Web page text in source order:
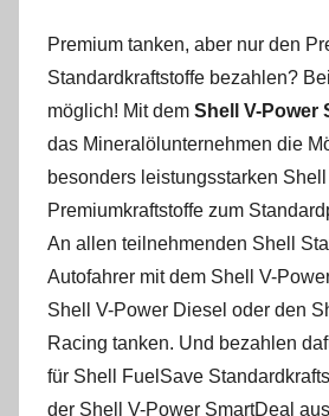
Premium tanken, aber nur den
Standardkraftstoffe bezahlen?
möglich! Mit dem Shell V-Power
das Mineralölunternehmen die
besonders leistungsstarken
Premiumkraftstoffe zum
An allen teilnehmenden Shell
Autofahrer mit dem Shell V-
Shell V-Power Diesel oder den
Racing tanken. Und bezahlen
für Shell FuelSave
der Shell V-Power SmartDeal